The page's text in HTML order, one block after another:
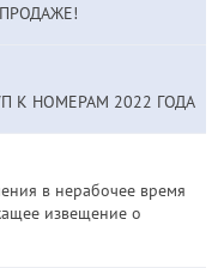
К НОМЕРАМ 2022 ГОДА
в нерабочее время
извещение о